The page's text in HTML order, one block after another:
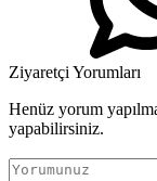
Ziyaretçi Yorumları
Henüz yorum
yapabilirsiniz.